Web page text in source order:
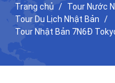
Trang chủ Tour Nước
Tour Du Lịch Nhật Bản
Tour Nhật Bản 7N6Đ